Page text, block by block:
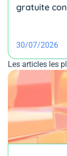
gratuite
30/07/2026
Les articles les